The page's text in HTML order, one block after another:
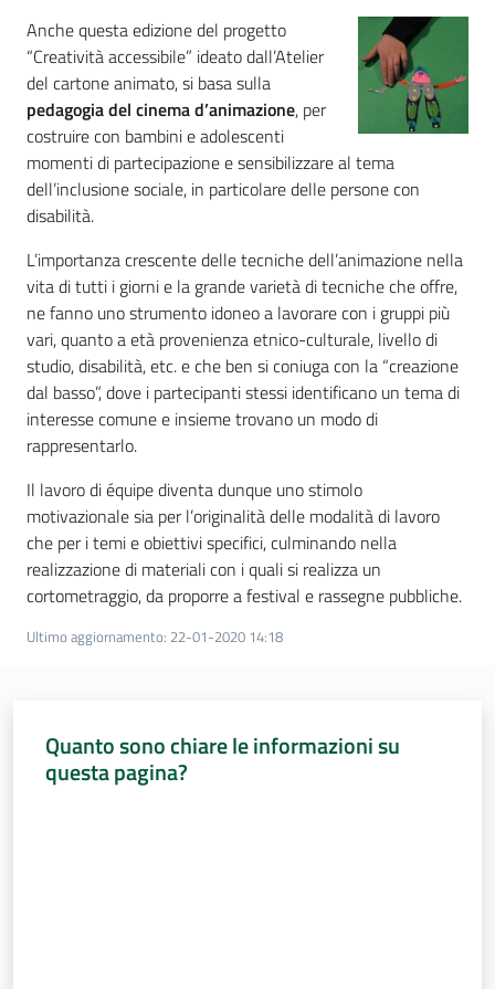
Per i media
Per i cittadini
Anche questa edizione del progetto
“Creatività accessibile” ideato dall’Atelier
del cartone animato, si basa sulla
pedagogia del cinemad’animazione, per
costruire con bambini e adolescenti
momenti di partecipazione e sensibilizzare al tema
dell’inclusione sociale, in particolare delle persone con
disabilità.
L’importanza crescente delle tecniche dell’animazione nella
vita di tutti i giorni e la grande varietà di tecniche che offre,
ne fanno uno strumento idoneo a lavorare con i gruppi più
vari, quanto a età provenienza etnico-culturale, livello di
studio, disabilità, etc. e che ben si coniuga con la “creazione
dal basso”, dove i partecipanti stessi identificano un tema di
interesse comune e insieme trovano un modo di
rappresentarlo.
Il lavoro di équipe diventa dunque uno stimolo
motivazionale sia per l’originalità delle modalità di lavoro
che per i temi e obiettivi specifici, culminando nella
realizzazione di materiali con i quali si realizza un
cortometraggio, da proporre a festival e rassegne pubbliche.
Ultimo aggiornamento: 22-01-2020 14:18
Quanto sono chiare le informazioni su
questa pagina?